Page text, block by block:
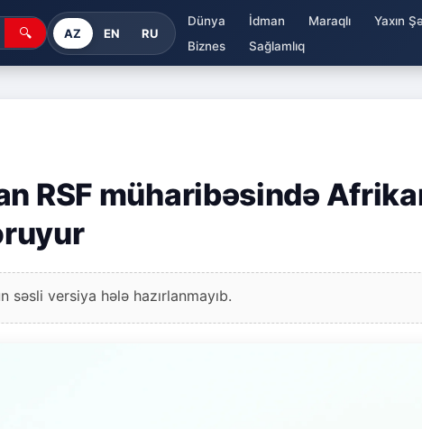
🔍 AZ EN RU
Dünya İdman Maraqlı Yaxın
Biznes
Sağlamlıq
RSF müharibəsində
səsli versiya hələ hazırlanmayıb.